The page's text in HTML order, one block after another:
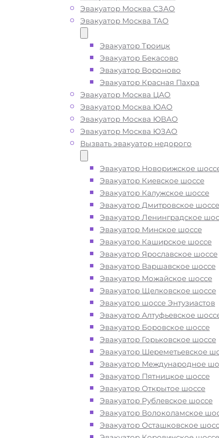
Эвакуатор Москва СЗАО
Эвакуатор Москва ТАО
Эвакуатор Троицк
Эвакуатор Бекасово
Эвакуатор Вороново
Эвакуатор Красная Пахра
Эвакуатор Москва ЦАО
Эвакуатор Москва ЮАО
Эвакуатор Москва ЮВАО
Эвакуатор Москва ЮЗАО
Вызвать эвакуатор недорого
Эвакуатор Новорижское
Эвакуатор Киевское шоссе
Эвакуатор Калужское шоссе
Эвакуатор Дмитровское шоссе
Эвакуатор Ленинградское
Эвакуатор Минское шоссе
Эвакуатор Каширское шоссе
Эвакуатор Ярославское шоссе
Эвакуатор Варшавское шоссе
Эвакуатор Можайское шоссе
Эвакуатор Щелковское шоссе
Эвакуатор шоссе Энтузиастов
Эвакуатор Алтуфьевское
Эвакуатор Боровское шоссе
Эвакуатор Горьковское шоссе
Эвакуатор Шереметьевское
Эвакуатор Международное
Эвакуатор Пятницкое шоссе
Эвакуатор Открытое шоссе
Эвакуатор Рублевское шоссе
Эвакуатор Волоколамское
Эвакуатор Осташковское
Вызвать эвакуатор в
районе Некрасовка
Москва недорого
Эвакуатор Некрасовка дешево -
приедем быстро, при срочном
подача ближайшего эвакуатора в
Некрасовка Москва производится
Погрузим бережно- в наличии всё
оборудование для эвакуации и
перевозки автомобиля по району
Некрасовка в ЮВАО при поломке
Перевезём аккуратно- за рулем
автоэвакуаторов только водители
профессионалы
Цена известна при заказе услуги
Некрасовка недорого" -
доступная стоимость услуг без
Круглосуточная поддержка-
службы эвакуации в районе
Москва осуществляется 24 часа в